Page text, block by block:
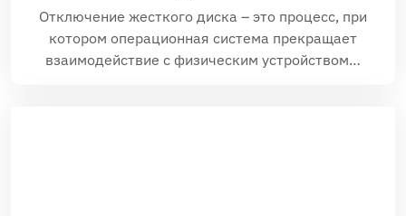
Отключение жесткого диска – это процесс, при
котором операционная система прекращает
взаимодействие с физическим устройством…